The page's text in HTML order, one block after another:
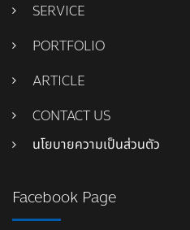
SERVICE
PORTFOLIO
ARTICLE
CONTACT US
นโยบายความเป็นส่วนตัว
Facebook Page